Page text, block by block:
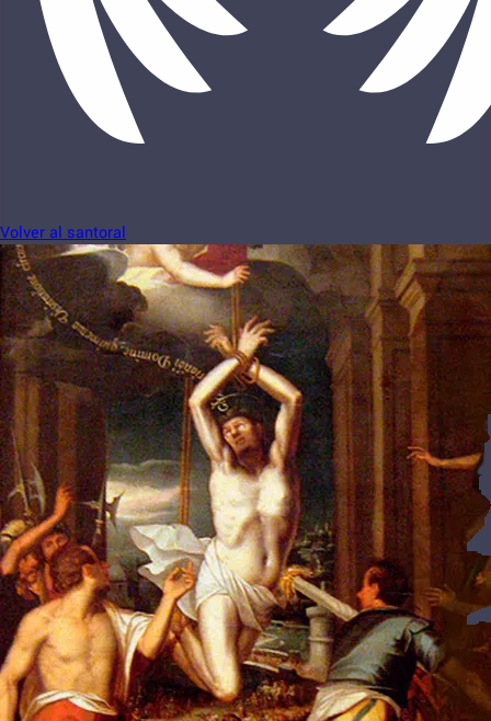
Volver al santoral